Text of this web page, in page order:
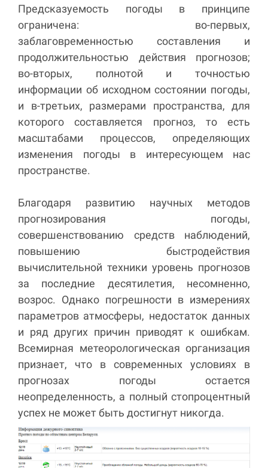
Предсказуемость погоды в принципе
ограничена: во-первых,
заблаговременностью составления и
продолжительностью действия прогнозов;
во-вторых, полнотой и точностью
информации об исходном состоянии погоды,
и в-третьих, размерами пространства, для
которого составляется прогноз, то есть
масштабами процессов, определяющих
изменения погоды в интересующем нас
пространстве.
Благодаря развитию научных методов
прогнозирования погоды,
совершенствованию средств наблюдений,
повышению быстродействия
вычислительной техники уровень прогнозов
за последние десятилетия, несомненно,
возрос. Однако погрешности в измерениях
параметров атмосферы, недостаток данных
и ряд других причин приводят к ошибкам.
Всемирная метеорологическая организация
признает, что в современных условиях в
прогнозах погоды остается
неопределенность, а полный стопроцентный
успех не может быть достигнут никогда.